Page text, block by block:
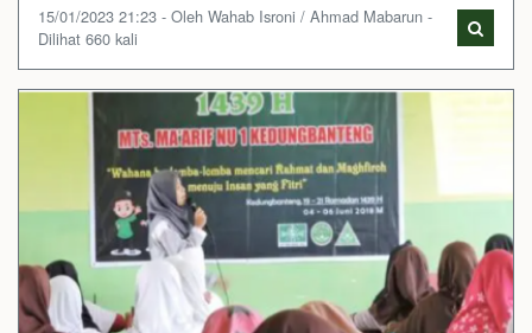
15/01/2023 21:23 - Oleh Wahab Isroni / Ahmad Mabarun -
Dilihat 660 kali